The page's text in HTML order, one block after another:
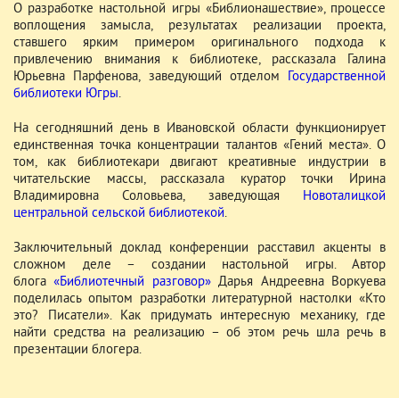
О разработке настольной игры «Библионашествие», процессе
воплощения замысла, результатах реализации проекта,
ставшего ярким примером оригинального подхода к
привлечению внимания к библиотеке, рассказала Галина
Юрьевна Парфенова, заведующий отделом Государственной
библиотеки Югры.
На сегодняшний день в Ивановской области функционирует
единственная точка концентрации талантов «Гений места». О
том, как библиотекари двигают креативные индустрии в
читательские массы, рассказала куратор точки Ирина
Владимировна Соловьева, заведующая Новоталицкой
центральной сельской библиотекой.
Заключительный доклад конференции расставил акценты в
сложном деле – создании настольной игры. Автор
блога«Библиотечный разговор»Дарья Андреевна Воркуева
поделилась опытом разработки литературной настолки «Кто
это? Писатели». Как придумать интересную механику, где
найти средства на реализацию – об этом речь шла речь в
презентации блогера.